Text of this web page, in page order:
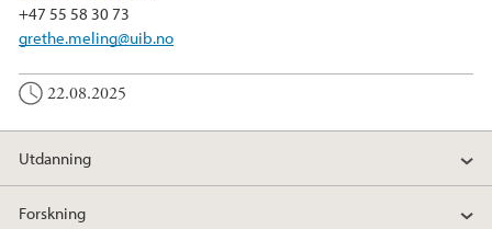
+47 55 58 30 73
grethe.meling@uib.no
22.08.2025
Utdanning
Forskning